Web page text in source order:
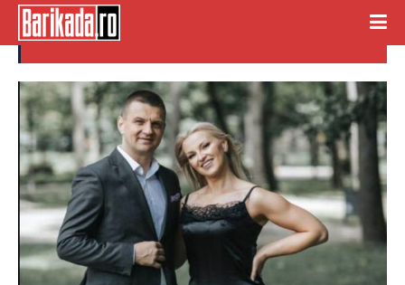
lena miclaus